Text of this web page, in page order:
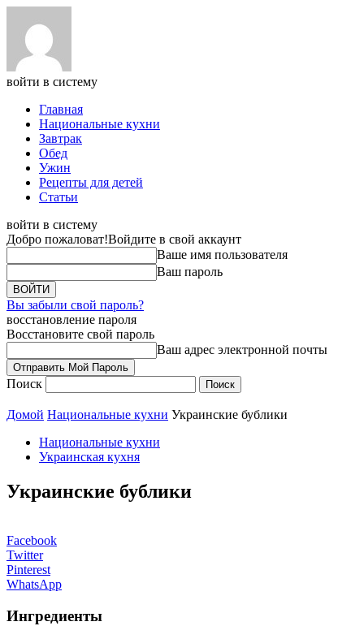
войти в систему
Главная
Национальные кухни
Завтрак
Обед
Ужин
Рецепты для детей
Статьи
войти в систему
Добро пожаловат!Войдите в свой аккаунт
Ваше имя пользователя
Ваш пароль
Вы забыли свой пароль?
восстановление пароля
Восстановите свой пароль
Ваш адрес электронной почты
Поиск
Домой Национальные кухни Украинские бублики
Национальные кухни
Украинская кухня
Украинские бублики
Facebook
Twitter
Pinterest
WhatsApp
Ингредиенты